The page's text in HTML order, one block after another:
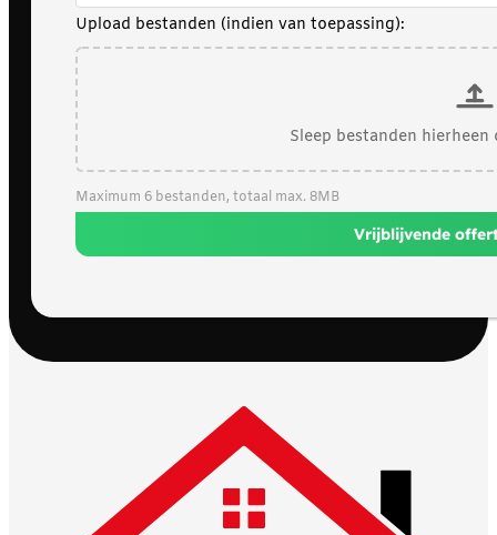
Upload bestanden (indien van toepassing):
Sleep bestanden
Maximum 6 bestanden, totaal max. 8MB
Vrijblijvende